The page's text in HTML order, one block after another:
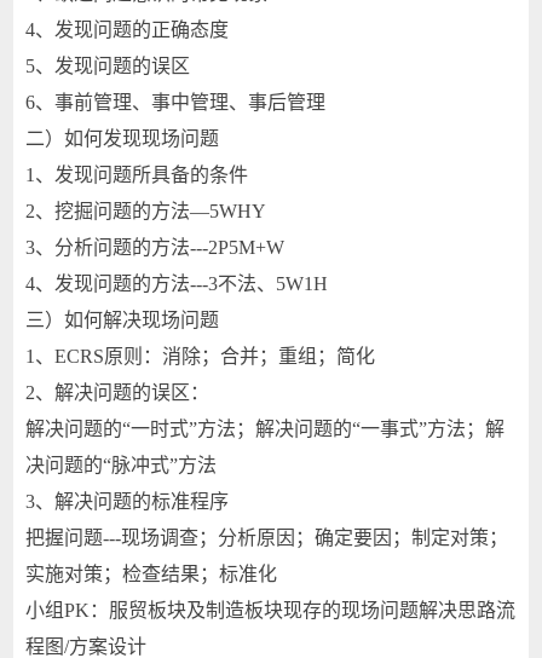
4、发现问题的正确态度
5、发现问题的误区
6、事前管理、事中管理、事后管理
二）如何发现现场问题
1、发现问题所具备的条件
2、挖掘问题的方法—5WHY
3、分析问题的方法---2P5M+W
4、发现问题的方法---3不法、5W1H
三）如何解决现场问题
1、ECRS原则：消除；合并；重组；简化
2、解决问题的误区：
解决问题的“一时式”方法；解决问题的“一事式”方法；解
决问题的“脉冲式”方法
3、解决问题的标准程序
把握问题---现场调查；分析原因；确定要因；制定对策；
实施对策；检查结果；标准化
小组PK：服贸板块及制造板块现存的现场问题解决思路流
程图/方案设计